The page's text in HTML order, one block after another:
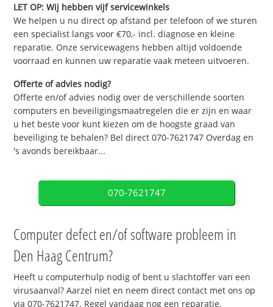
LET OP: Wij hebben vijf servicewinkels
We helpen u nu direct op afstand per telefoon of we sturen
een specialist langs voor €70,- incl. diagnose en kleine
reparatie. Onze servicewagens hebben altijd voldoende
voorraad en kunnen uw reparatie vaak meteen uitvoeren.
Offerte of advies nodig?
Offerte en/of advies nodig over de verschillende soorten
computers en beveiligingsmaatregelen die er zijn en waar
u het beste voor kunt kiezen om de hoogste graad van
beveiliging te behalen? Bel direct 070-7621747 Overdag en
's avonds bereikbaar...
070-7621747
Computer defect en/of software probleem in
Den Haag Centrum?
Heeft u computerhulp nodig of bent u slachtoffer van een
virusaanval? Aarzel niet en neem direct contact met ons op
via 070-7621747. Regel vandaag nog een reparatie.